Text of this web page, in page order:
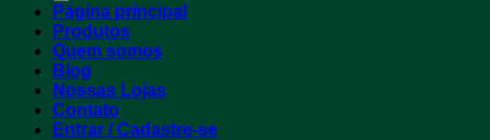
Página principal
Produtos
Quem somos
Blog
Nossas Lojas
Contato
Entrar / Cadastre-se